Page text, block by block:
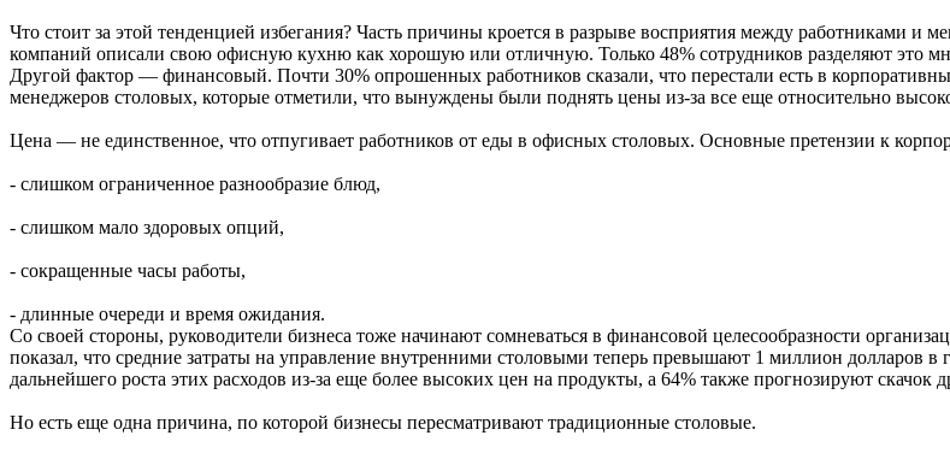
Что стоит за этой тенденцией избегания? Часть причины кроется в разрыве восприятия между работниками
компаний описали свою офисную кухню как хорошую или отличную. Только 48% сотрудников разделяют это
Другой фактор — финансовый. Почти 30% опрошенных работников сказали, что перестали есть в
менеджеров столовых, которые отметили, что вынуждены были поднять цены из-за все еще относительно
Цена — не единственное, что отпугивает работников от еды в офисных столовых. Основные претензии к
- слишком ограниченное разнообразие блюд,
- слишком мало здоровых опций,
- сокращенные часы работы,
- длинные очереди и время ожидания.
Со своей стороны, руководители бизнеса тоже начинают сомневаться в финансовой целесообразности
показал, что средние затраты на управление внутренними столовыми теперь превышают 1 миллион долларов
дальнейшего роста этих расходов из-за еще более высоких цен на продукты, а 64% также прогнозируют скачок
Но есть еще одна причина, по которой бизнесы пересматривают традиционные столовые.